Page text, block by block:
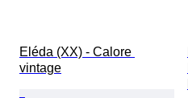
Eléda (XX) - Calore
vintage